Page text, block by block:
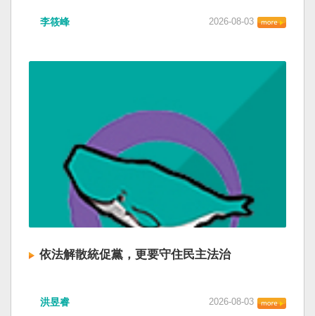
李筱峰 2026-08-03
依法解散統促黨，更要守住民主法治
洪昱睿 2026-08-03